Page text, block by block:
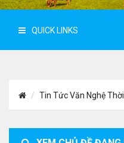
QUICK LINKS
Tin Tức Văn Nghệ